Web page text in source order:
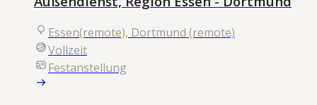
Essen(remote), Dortmund (remote)
Vollzeit
Festanstellung